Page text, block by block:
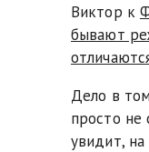
Виктор к
бывают
Дело в
просто не
увидит,